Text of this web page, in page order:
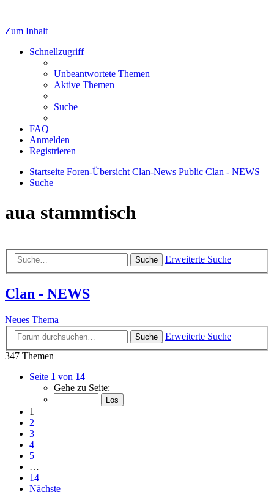
Zum Inhalt
Schnellzugriff
Unbeantwortete Themen
Aktive Themen
Suche
FAQ
Anmelden
Registrieren
Startseite Foren-Übersicht Clan-News Public Clan - NEWS
Suche
aua stammtisch
Suche Erweiterte Suche
Clan - NEWS
Neues Thema
Suche
Erweiterte Suche
347 Themen
Seite 1 von 14
Gehe zu Seite:
1
2
3
4
5
…
14
Nächste